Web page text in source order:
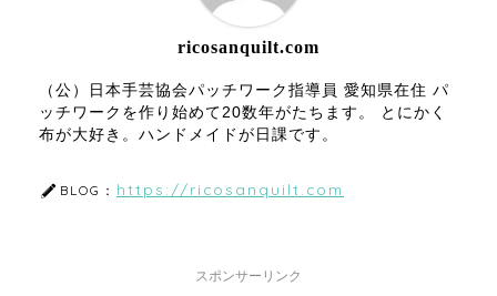
ricosanquilt.com
（公）日本手芸協会パッチワーク指導員 愛知県在住 パ
ッチワークを作り始めて20数年がたちます。 とにかく
布が大好き。ハンドメイドが日課です。
BLOG： https://ricosanquilt.com
スポンサーリンク